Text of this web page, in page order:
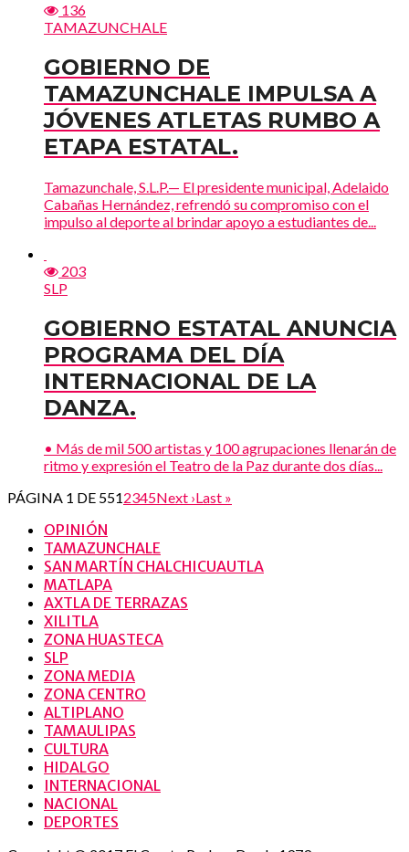
136
TAMAZUNCHALE
GOBIERNO DE
TAMAZUNCHALE IMPULSA A
JÓVENES ATLETAS RUMBO A
ETAPA ESTATAL.
Tamazunchale, S.L.P.— El presidente municipal, Adelaido
Cabañas Hernández, refrendó su compromiso con el
impulso al deporte al brindar apoyo a estudiantes de...
203
SLP
GOBIERNO ESTATAL ANUNCIA
PROGRAMA DEL DÍA
INTERNACIONAL DE LA
DANZA.
• Más de mil 500 artistas y 100 agrupaciones llenarán de
ritmo y expresión el Teatro de la Paz durante dos días...
PÁGINA 1 DE 5512345Next ›Last »
OPINIÓN
TAMAZUNCHALE
SAN MARTÍN CHALCHICUAUTLA
MATLAPA
AXTLA DE TERRAZAS
XILITLA
ZONA HUASTECA
SLP
ZONA MEDIA
ZONA CENTRO
ALTIPLANO
TAMAULIPAS
CULTURA
HIDALGO
INTERNACIONAL
NACIONAL
DEPORTES